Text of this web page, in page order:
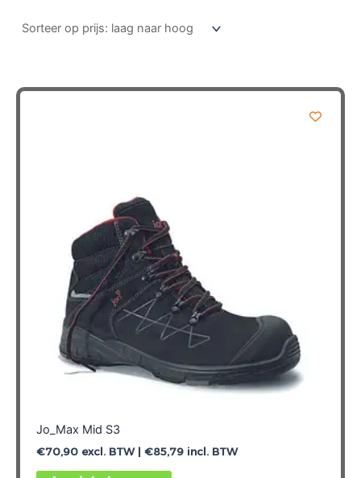
Jo_Max Mid S3
€70,90excl. BTW | €85,79incl. BTW
Dit